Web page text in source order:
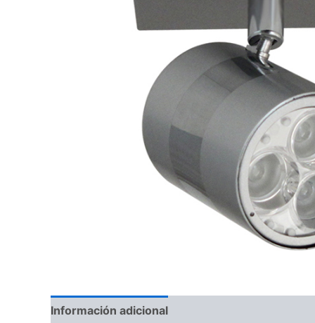
Información adicional